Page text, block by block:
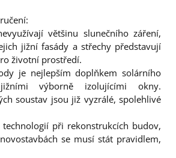
většinu slunečního záření,
jižní fasády a střechy představují
životní prostředí.
je nejlepším doplňkem solárního
výborně izolujícími okny.
soustav jsou již vyzrálé, spolehlivé
při rekonstrukcích budov,
se musí stát pravidlem,